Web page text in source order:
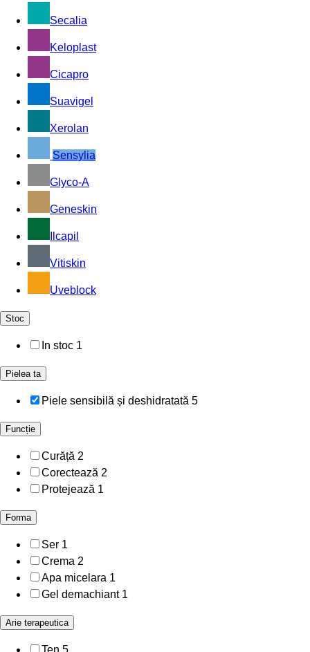
Secalia
Keloplast
Cicapro
Suavigel
Xerolan
Sensylia
Glyco-A
Geneskin
Ilcapil
Vitiskin
Uveblock
Stoc
In stoc 1
Pielea ta
Piele sensibilă și deshidratată 5
Funcție
Curăță 2
Corectează 2
Protejează 1
Forma
Ser 1
Crema 2
Apa micelara 1
Gel demachiant 1
Arie terapeutica
Ten 5